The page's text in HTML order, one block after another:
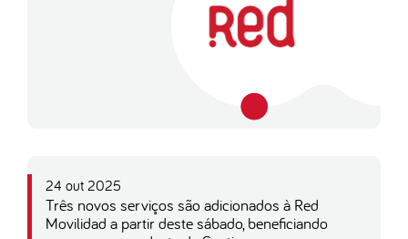
24 out 2025
Três novos serviços são adicionados à Red
Movilidad a partir deste sábado, beneficiando